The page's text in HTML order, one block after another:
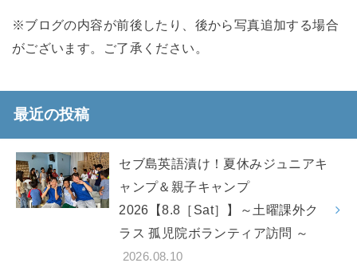
※ブログの内容が前後したり、後から写真追加する場合
がございます。ご了承ください。
最近の投稿
セブ島英語漬け！夏休みジュニアキ
ャンプ＆親子キャンプ
2026【8.8［Sat］】～土曜課外ク
ラス 孤児院ボランティア訪問 ～
2026.08.10